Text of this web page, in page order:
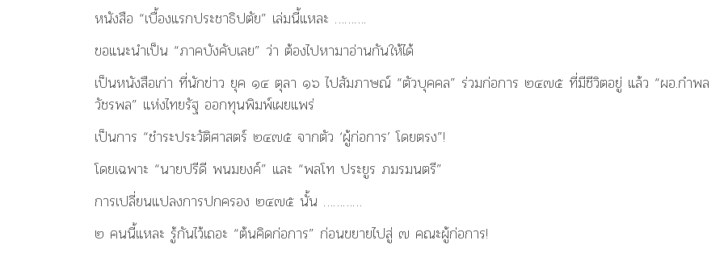
หนังสือ “เบื้องแรกประชาธิปตัย” เล่มนี้แหละ ……….
ขอแนะนำเป็น “ภาคบังคับเลย” ว่า ต้องไปหามาอ่านกันให้ได้
เป็นหนังสือเก่า ที่นักข่าว ยุค ๑๔ ตุลา ๑๖ ไปสัมภาษณ์ “ตัวบุคคล” ร่วมก่อการ ๒๔๗๕ ที่มีชีวิตอยู่ แล้ว “ผอ.กำพล
วัชรพล” แห่งไทยรัฐ ออกทุนพิมพ์เผยแพร่
เป็นการ “ชำระประวัติศาสตร์ ๒๔๗๕ จากตัว ‘ผู้ก่อการ’ โดยตรง”!
โดยเฉพาะ “นายปรีดี พนมยงค์” และ “พลโท ประยูร ภมรมนตรี”
การเปลี่ยนแปลงการปกครอง ๒๔๗๕ นั้น …………
๒ คนนี้แหละ รู้กันไว้เถอะ “ต้นคิดก่อการ” ก่อนขยายไปสู่ ๗ คณะผู้ก่อการ!